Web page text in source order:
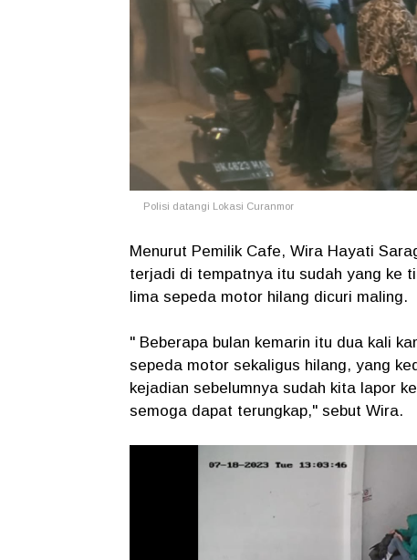
Polisi datangi Lokasi Curanmor
Menurut Pemilik Cafe, Wira Hayati
terjadi di tempatnya itu sudah yang ke
lima sepeda motor hilang dicuri maling.
" Beberapa bulan kemarin itu dua kali
sepeda motor sekaligus hilang, yang
kejadian sebelumnya sudah kita lapor
semoga dapat terungkap," sebut Wira.